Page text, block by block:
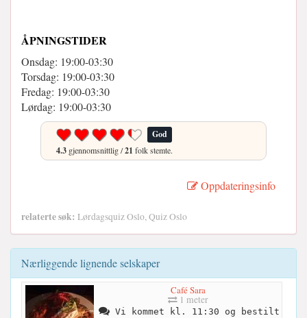
ÅPNINGSTIDER
Onsdag: 19:00-03:30
Torsdag: 19:00-03:30
Fredag: 19:00-03:30
Lørdag: 19:00-03:30
God
4.3 gjennomsnittlig /21 folk stemte.
Oppdateringsinfo
relaterte søk: Lørdagsquiz Oslo, Quiz Oslo
Nærliggende lignende selskaper
Café Sara
1 meter
Vi kommet kl. 11:30 og bestilt